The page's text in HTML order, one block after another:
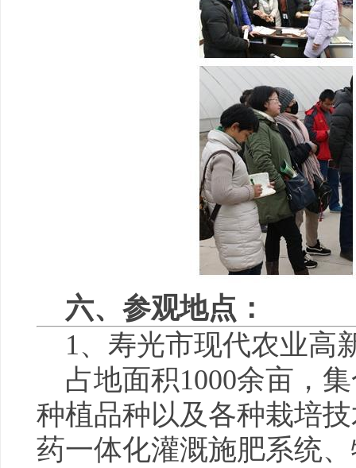
六、参观地点：
1、寿光市现代农业高
占地面积1000余亩，
种植品种以及各种栽培
药一体化灌溉施肥系统